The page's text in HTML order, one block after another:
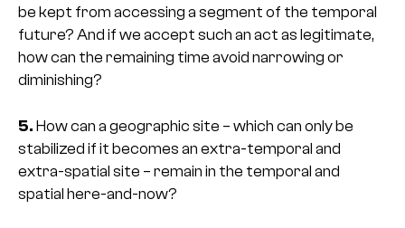
be kept from accessing a segment of the temporal
future? And if we accept such an act as legitimate,
how can the remaining time avoid narrowing or
diminishing?
5. How can a geographic site – which can only be
stabilized if it becomes an extra-temporal and
extra-spatial site – remain in the temporal and
spatial here-and-now?